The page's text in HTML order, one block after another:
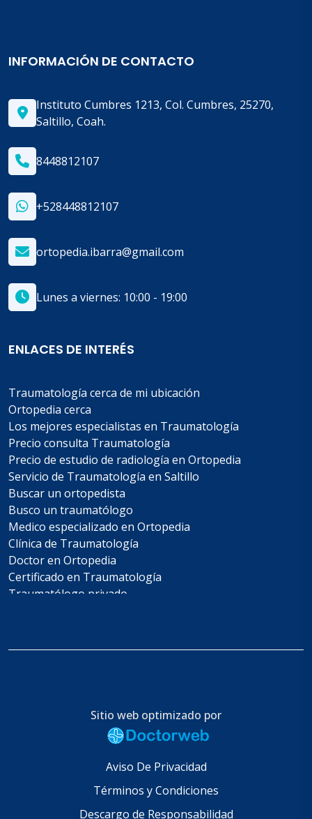
INFORMACIÓN DE CONTACTO
Instituto Cumbres 1213, Col. Cumbres, 25270,
Saltillo, Coah.
8448812107
+528448812107
ortopedia.ibarra@gmail.com
Lunes a viernes: 10:00 - 19:00
ENLACES DE INTERÉS
Traumatología cerca de mi ubicación
Ortopedia cerca
Los mejores especialistas en Traumatología
Precio consulta Traumatología
Precio de estudio de radiología en Ortopedia
Servicio de Traumatología en Saltillo
Buscar un ortopedista
Busco un traumatólogo
Medico especializado en Ortopedia
Clínica de Traumatología
Doctor en Ortopedia
Certificado en Traumatología
Traumatólogo privado
Traumatología y Ortopedia cerca de mi
Los mejores en Ortopedia
Precio de consulta en Ortopedia
Estudio de resonancia en Traumatología
Buscar un traumatólogo cerca
Busco un ortopedista certificado
Sitio web optimizado por
Aviso De Privacidad
Términos y Condiciones
Descargo de Responsabilidad